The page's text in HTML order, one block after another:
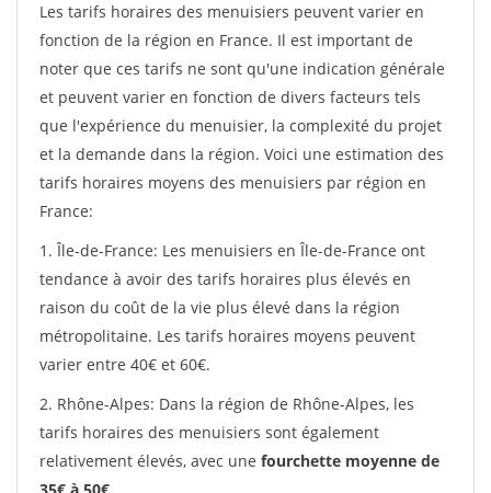
Les tarifs horaires des menuisiers peuvent varier en
fonction de la région en France. Il est important de
noter que ces tarifs ne sont qu'une indication générale
et peuvent varier en fonction de divers facteurs tels
que l'expérience du menuisier, la complexité du projet
et la demande dans la région. Voici une estimation des
tarifs horaires moyens des menuisiers par région en
France:
1. Île-de-France: Les menuisiers en Île-de-France ont
tendance à avoir des tarifs horaires plus élevés en
raison du coût de la vie plus élevé dans la région
métropolitaine. Les tarifs horaires moyens peuvent
varier entre 40€ et 60€.
2. Rhône-Alpes: Dans la région de Rhône-Alpes, les
tarifs horaires des menuisiers sont également
relativement élevés, avec une fourchette moyenne de